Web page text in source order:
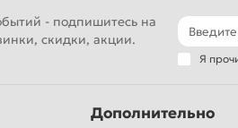
- подпишитесь на
скидки, акции.
Я
Дополнительно